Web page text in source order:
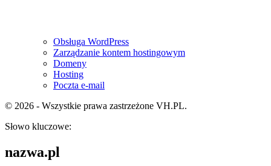
Obsługa WordPress
Zarządzanie kontem hostingowym
Domeny
Hosting
Poczta e-mail
© 2026 - Wszystkie prawa zastrzeżone VH.PL.
Słowo kluczowe:
nazwa.pl